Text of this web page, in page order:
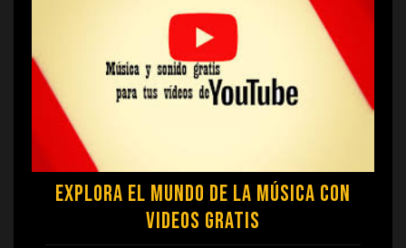
Explora el Mundo de la Música con
Videos Gratis